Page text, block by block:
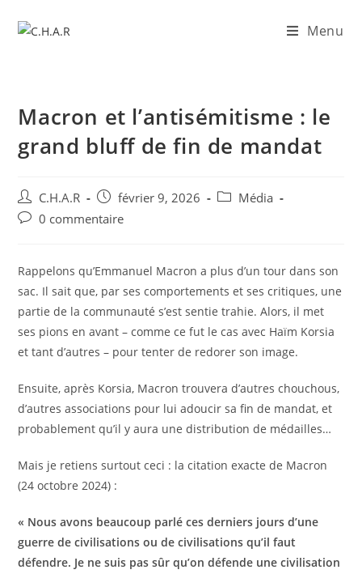
Menu
Macron et l’antisémitisme : le
grand bluff de fin de mandat
C.H.A.R février 9, 2026
Média
0 commentaire
Rappelons qu’Emmanuel Macron a plus d’un tour dans son
sac. Il sait que, par ses comportements et ses critiques, une
partie de la communauté s’est sentie trahie. Alors, il met
ses pions en avant – comme ce fut le cas avec Haïm Korsia
et tant d’autres – pour tenter de redorer son image.
Ensuite, après Korsia, Macron trouvera d’autres chouchous,
d’autres associations pour lui adoucir sa fin de mandat, et
probablement qu’il y aura une distribution de médailles…
Mais je retiens surtout ceci : la citation exacte de Macron
(24 octobre 2024) :
« Nous avons beaucoup parlé ces derniers jours d’une
guerre de civilisations ou de civilisations qu’il faut
défendre. Je ne suis pas sûr qu’on défende une civilisation